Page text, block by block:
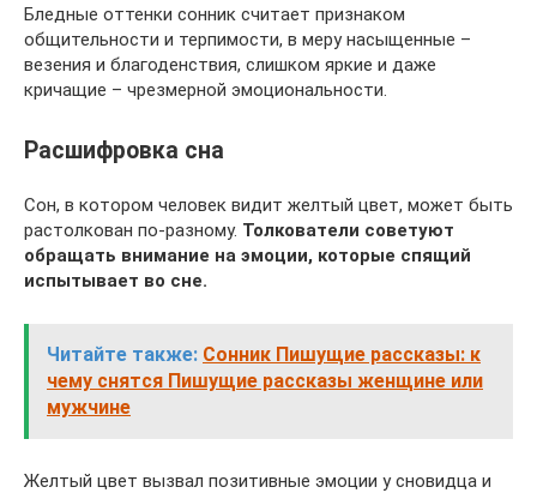
Бледные оттенки сонник считает признаком
общительности и терпимости, в меру насыщенные –
везения и благоденствия, слишком яркие и даже
кричащие – чрезмерной эмоциональности.
Расшифровка сна
Сон, в котором человек видит желтый цвет, может быть
растолкован по-разному. Толкователи советуют
обращать внимание на эмоции, которые спящий
испытывает во сне.
Читайте также: Сонник Пишущие рассказы: к
чему снятся Пишущие рассказы женщине или
мужчине
Желтый цвет вызвал позитивные эмоции у сновидца и